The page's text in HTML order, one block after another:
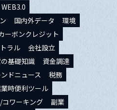
WEB3.0
国内外データ
環境
ーボンクレジット
ラル
会社設立
基礎知識
資金調達
ンドニュース
税務
時便利ツール
ワーキング
副業